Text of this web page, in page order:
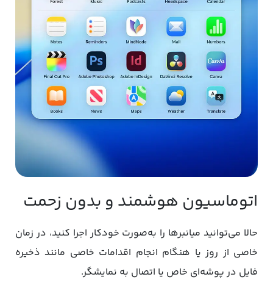
اتوماسیون هوشمند و بدون زحمت
حالا می‌توانید میانبرها را به‌صورت خودکار اجرا کنید، در زمان
خاصی از روز یا هنگام انجام اقدامات خاصی مانند ذخیره
فایل در پوشه‌ای خاص یا اتصال به نمایشگر.